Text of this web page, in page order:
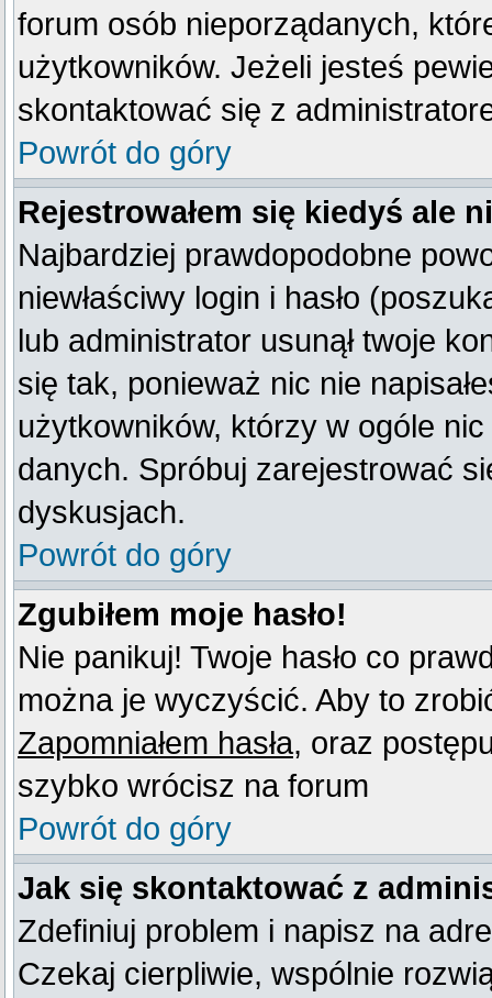
forum osób nieporządanych,
użytkowników. Jeżeli jesteś
skontaktować się z
Powrót do góry
Rejestrowałem się kiedyś ale
Najbardziej prawdopodobne
niewłaściwy login i hasło
lub administrator usunął twoje
się tak, ponieważ nic nie
użytkowników, którzy w ogóle
danych. Spróbuj zarejestrować
dyskusjach.
Powrót do góry
Zgubiłem moje hasło!
Nie panikuj! Twoje hasło co
można je wyczyścić. Aby to
Zapomniałem hasła, oraz
szybko wrócisz na forum
Powrót do góry
Jak się skontaktować z
Zdefiniuj problem i napisz na
Czekaj cierpliwie, wspólnie